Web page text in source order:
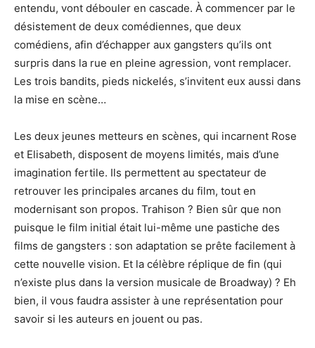
entendu, vont débouler en cascade. À commencer par le
désistement de deux comédiennes, que deux
comédiens, afin d’échapper aux gangsters qu’ils ont
surpris dans la rue en pleine agression, vont remplacer.
Les trois bandits, pieds nickelés, s’invitent eux aussi dans
la mise en scène…
Les deux jeunes metteurs en scènes, qui incarnent Rose
et Elisabeth, disposent de moyens limités, mais d’une
imagination fertile. Ils permettent au spectateur de
retrouver les principales arcanes du film, tout en
modernisant son propos. Trahison ? Bien sûr que non
puisque le film initial était lui-même une pastiche des
films de gangsters : son adaptation se prête facilement à
cette nouvelle vision. Et la célèbre réplique de fin (qui
n’existe plus dans la version musicale de Broadway) ? Eh
bien, il vous faudra assister à une représentation pour
savoir si les auteurs en jouent ou pas.